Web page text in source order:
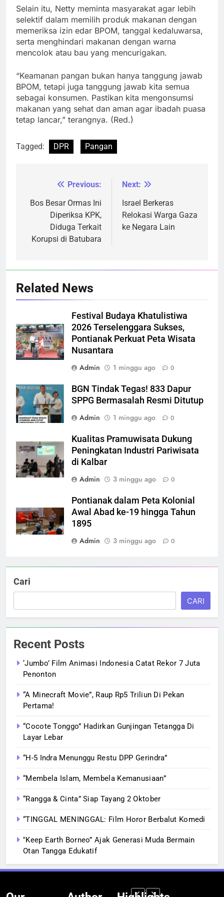
Selain itu, Netty meminta masyarakat agar lebih
selektif dalam memilih produk makanan dengan
memeriksa izin edar BPOM, tanggal kedaluwarsa,
serta menghindari makanan dengan warna
mencolok atau bau yang mencurigakan.
“Keamanan pangan bukan hanya tanggung jawab
BPOM, tetapi juga tanggung jawab kita semua
sebagai konsumen. Pastikan kita mengonsumsi
makanan yang sehat dan aman agar ibadah puasa
tetap lancar,” terangnya. (Red.)
Tagged: DPR Pangan
Navigasi
pos
Previous:
Bos Besar Ormas Ini
Diperiksa KPK,
Diduga Terkait
Korupsi di Batubara
Next:
Israel Berkeras
Relokasi Warga Gaza
ke Negara Lain
Related News
Festival Budaya Khatulistiwa
2026 Terselenggara Sukses,
Pontianak Perkuat Peta Wisata
Nusantara
Admin
1 minggu ago 0
BGN Tindak Tegas! 833 Dapur
SPPG Bermasalah Resmi Ditutup
Admin
1 minggu ago 0
Kualitas Pramuwisata Dukung
Peningkatan Industri Pariwisata
di Kalbar
Admin
3 minggu ago 0
Pontianak dalam Peta Kolonial
Awal Abad ke-19 hingga Tahun
1895
Admin
3 minggu ago 0
Cari
CARI
Recent Posts
‘Jumbo’ Film Animasi Indonesia Catat Rekor 7 Juta
Penonton
“A Minecraft Movie”, Raup Rp5 Triliun Di Pekan
Pertama!
“Cocote Tonggo” Hadirkan Gunjingan Tetangga Di
Layar Lebar
“H-5 Indra Menunggu Restu DPP Gerindra”
“Membela Islam, Membela Kemanusiaan”
“Rangga & Cinta” Siap Tayang 2 Oktober
“TINGGAL MENINGGAL: Film Horor Berbalut Komedi
‟Keep Earth Borneo” Ajak Generasi Muda Bermain
Otan Tangga Edukatif